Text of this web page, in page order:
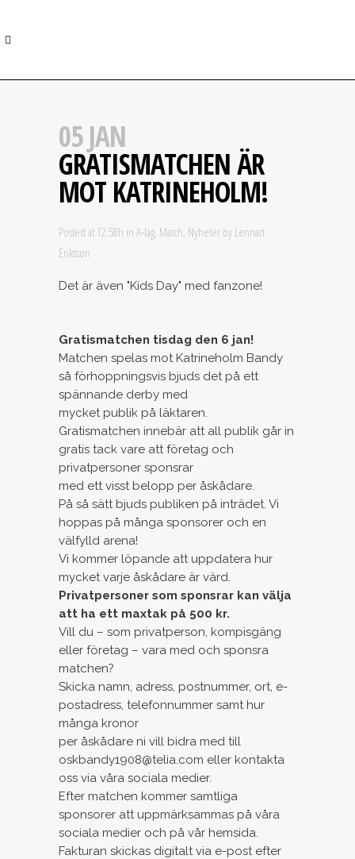
05 JAN
GRATISMATCHEN ÄR
MOT KATRINEHOLM!
Posted at 12:58h in A-lag, Match, Nyheter by Lennart
Eriksson
Det är även "Kids Day" med fanzone!
Gratismatchen tisdag den 6 jan!
Matchen spelas mot Katrineholm Bandy
så förhoppningsvis bjuds det på ett
spännande derby med
mycket publik på läktaren.
Gratismatchen innebär att all publik går in
gratis tack vare att företag och
privatpersoner sponsrar
med ett visst belopp per åskådare.
På så sätt bjuds publiken på inträdet. Vi
hoppas på många sponsorer och en
välfylld arena!
Vi kommer löpande att uppdatera hur
mycket varje åskådare är värd.
Privatpersoner som sponsrar kan välja
att ha ett maxtak på 500 kr.
Vill du – som privatperson, kompisgäng
eller företag – vara med och sponsra
matchen?
Skicka namn, adress, postnummer, ort, e-
postadress, telefonnummer samt hur
många kronor
per åskådare ni vill bidra med till
oskbandy1908@telia.com eller kontakta
oss via våra sociala medier.
Efter matchen kommer samtliga
sponsorer att uppmärksammas på våra
sociala medier och på vår hemsida.
Fakturan skickas digitalt via e-post efter